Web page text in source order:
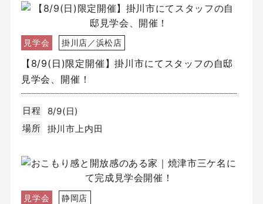
見学会 掛川店／浜松店
【8/9(日)限定開催】掛川市にてスタッフの自邸
見学会、開催！
日程
8/9(日)
場所
掛川市上内田
見学会 静岡店